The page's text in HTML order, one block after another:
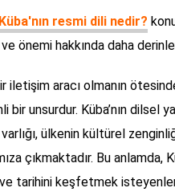
Küba'nın resmi dili nedir?
önemi hakkında daha
iletişim aracı olmanın
unsurdur. Küba’nın dilsel
ülkenin kültürel
çıkmaktadır. Bu anlamda,
tarihini keşfetmek